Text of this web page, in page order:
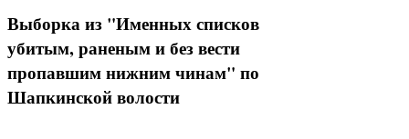
Выборка из "Именных списков
убитым, раненым и без вести
пропавшим нижним чинам" по
Шапкинской волости